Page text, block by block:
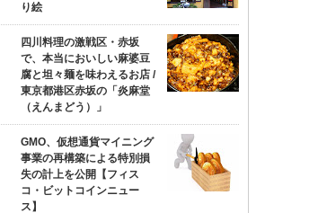
り絵
四川料理の激戦区・赤坂
で、本当においしい麻婆豆
腐と坦々麺を味わえるお店 /
東京都港区赤坂の「炎麻堂
（えんまどう）」
GMO、仮想通貨マイニング
事業の再構築による特別損
失の計上を公開【フィス
コ・ビットコインニュー
ス】